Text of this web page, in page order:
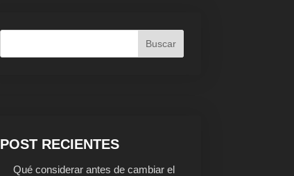
Buscar
POST RECIENTES
Qué considerar antes de cambiar el